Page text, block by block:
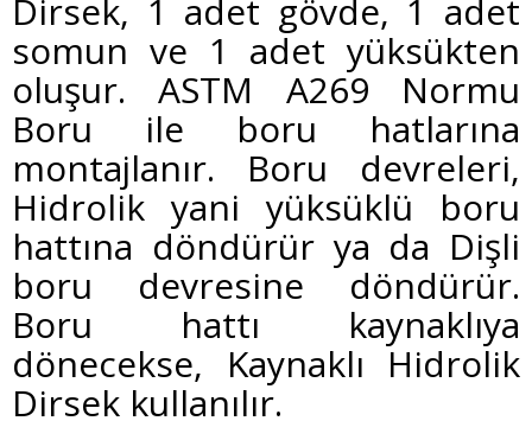
Dirsek, 1 adet gövde, 1 adet
somun ve 1 adet yüksükten
oluşur. ASTM A269 Normu
Boru ile boru hatlarına
montajlanır. Boru devreleri,
Hidrolik yani yüksüklü boru
hattına döndürür ya da Dişli
boru devresine döndürür.
Boru hattı kaynaklıya
dönecekse, Kaynaklı Hidrolik
Dirsek kullanılır.